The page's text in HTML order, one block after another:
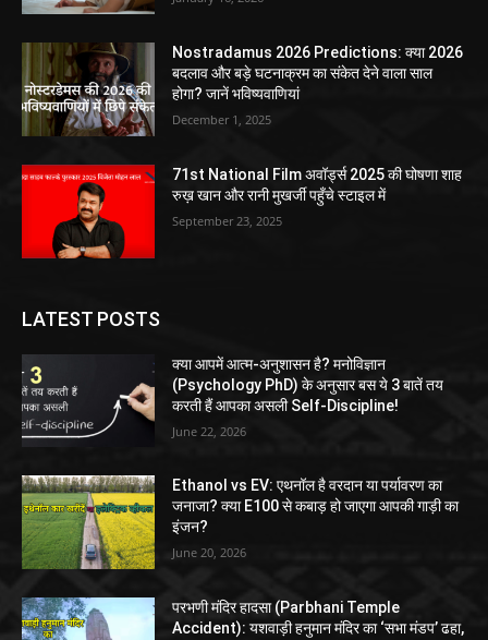
Nostradamus 2026 Predictions: क्या 2026
बदलाव और बड़े घटनाक्रम का संकेत देने वाला साल
होगा? जानें भविष्यवाणियां
December 1, 2025
71st National Film अवॉर्ड्स 2025 की घोषणा शाह
रुख़ खान और रानी मुखर्जी पहुँचे स्टाइल में
September 23, 2025
LATEST POSTS
क्या आपमें आत्म-अनुशासन है? मनोविज्ञान
(Psychology PhD) के अनुसार बस ये 3 बातें तय
करती हैं आपका असली Self-Discipline!
June 22, 2026
Ethanol vs EV: एथनॉल है वरदान या पर्यावरण का
जनाजा? क्या E100 से कबाड़ हो जाएगा आपकी गाड़ी का
इंजन?
June 20, 2026
परभणी मंदिर हादसा (Parbhani Temple
Accident): यशवाड़ी हनुमान मंदिर का ‘सभा मंडप’ ढहा,